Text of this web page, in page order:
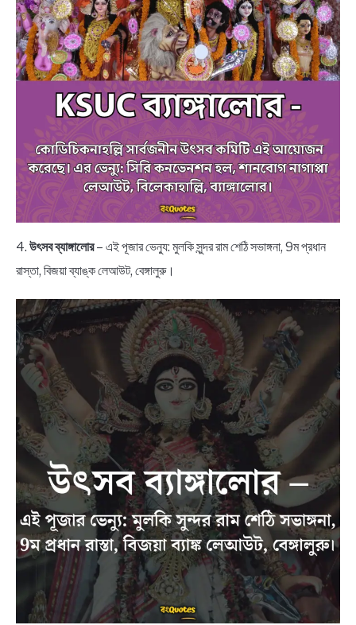
4. উৎসব ব্যাঙ্গালোর– এই পূজার ভেন্যু: মুলকি সুন্দর রাম শেঠি সভাঙ্গনা, 9ম প্রধান
রাস্তা, বিজয়া ব্যাঙ্ক লেআউট, বেঙ্গালুরু।